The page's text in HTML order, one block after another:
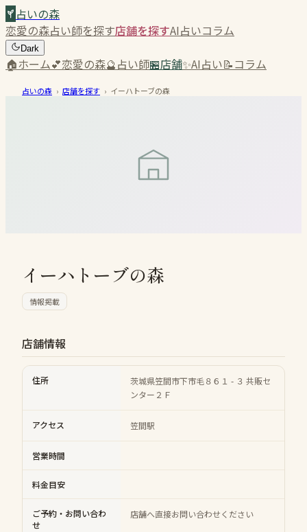
占いの森
恋愛の森占い師を探す店舗を探すAI占いコラム
Dark
🏠ホーム💕恋愛の森🔮占い師🏪店舗✨AI占い📝コラム
占いの森 › 店舗を探す › イーハトーブの森
イーハトーブの森
情報掲載
店舗情報
住所
茨城県笠間市下市毛８６１ - ３ 共販セ
ンター２Ｆ
アクセス 笠間駅
営業時間
料金目安
ご予約・お問い合わ
せ
店舗へ直接お問い合わせください